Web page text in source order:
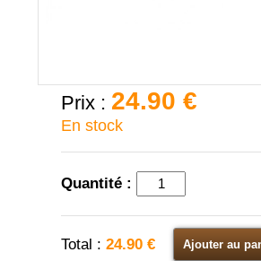
Prix : 24.90 €
En stock
Quantité :
Total :24.90 € Ajouter au